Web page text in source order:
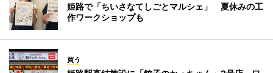
姫路で「ちいさなてしごとマルシェ」 夏休みの工
作ワークショップも
買う